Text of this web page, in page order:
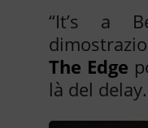
“It’s a
The Edge
là del delay.